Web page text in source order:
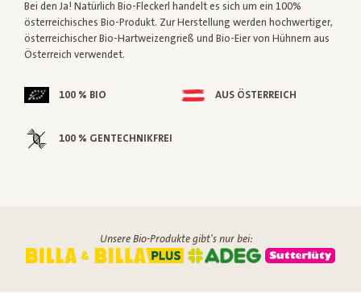
Bei den Ja! Natürlich Bio-Fleckerl handelt es sich um ein 100%
österreichisches Bio-Produkt. Zur Herstellung werden hochwertiger,
österreichischer Bio-Hartweizengrieß und Bio-Eier von Hühnern aus
Österreich verwendet.
100 % BIO AUS ÖSTERREICH
100 % GENTECHNIKFREI
Unsere Bio-Produkte gibt's nur bei: